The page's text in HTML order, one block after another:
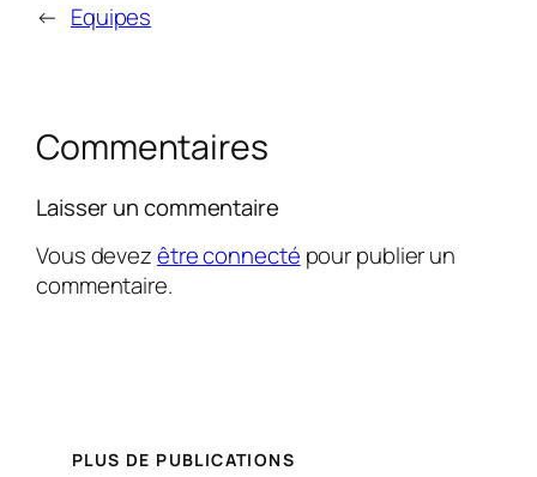
← Equipes
Commentaires
Laisser un commentaire
Vous devezêtre connecté pour publier un
commentaire.
PLUS DE PUBLICATIONS